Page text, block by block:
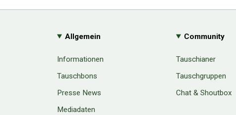
Allgemein
Informationen
Tauschbons
Presse News
Mediadaten
Community
Tauschianer
Tauschgruppen
Chat & Shoutbox